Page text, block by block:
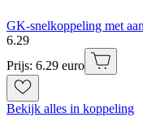
GK-snelkoppeling met
6.29
Prijs: 6.29 euro
Bekijk alles in koppeling